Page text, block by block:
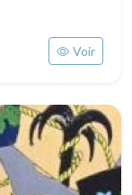
Voir